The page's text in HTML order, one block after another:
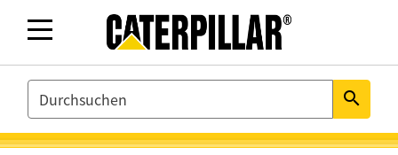
SEARCH search